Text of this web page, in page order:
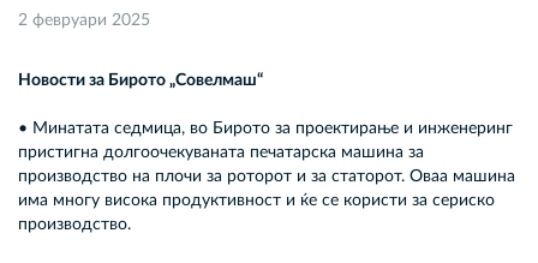
2 февруари 2025
Новости за Бирото „Совелмаш“
• Минатата седмица, во Бирото за проектирање и инженеринг
пристигна долгоочекуваната печатарска машина за
производство на плочи за роторот и за статорот. Оваа машина
има многу висока продуктивност и ќе се користи за сериско
производство.